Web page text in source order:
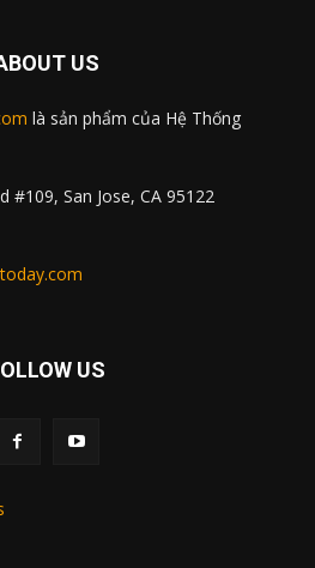
US
là sản phẩm của Hệ Thống
#109, San Jose, CA 95122
US